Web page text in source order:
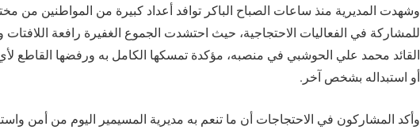
وشهدت المديرية منذ ساعات الصباح الباكر توافد أعداد كبيرة من المواطنين من
للمشاركة في الفعاليات الاحتجاجية، حيث احتشدت الجموع الغفيرة رافعة اللافتات
القائد محمد علي الحوشبي في منصبه، مؤكدة تمسكها الكامل به ورفضها القاطع
أو استبداله بشخص آخر.
وأكد المشاركون في الاحتجاجات أن ما تنعم به مديرية المسيمير اليوم من أمن